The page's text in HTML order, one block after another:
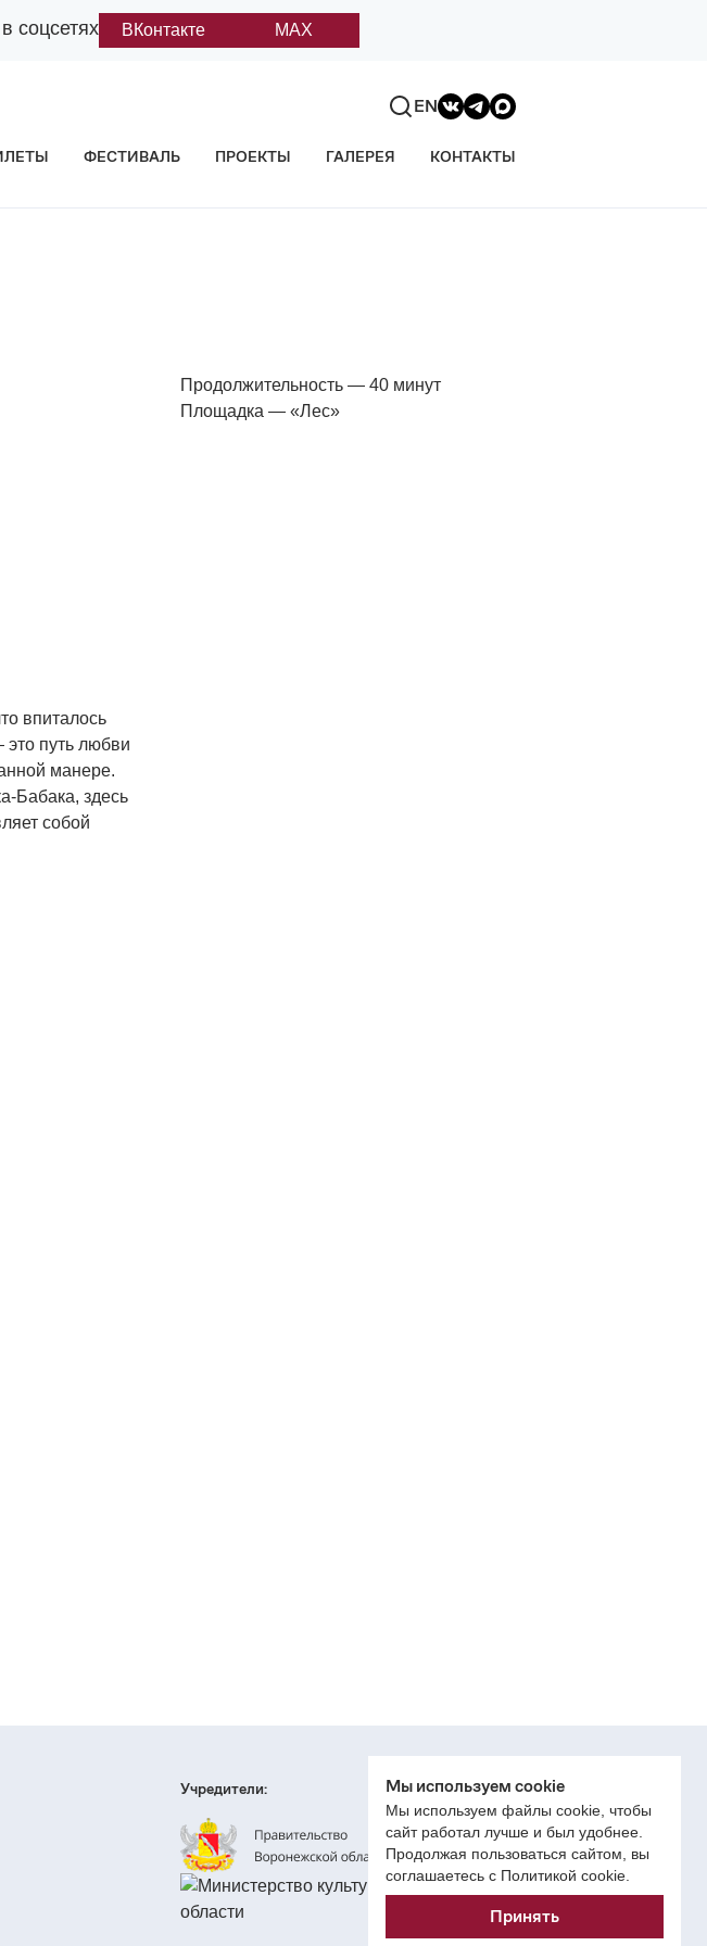
соцсетях ВКонтакте MAX
ФЕСТИВАЛЬ ПРОЕКТЫ ГАЛЕРЕЯ КОНТАКТЫ
EN
впиталось
путь любви
манере.
Бабака, здесь
собой
Продолжительность — 40 минут
Площадка — «Лес»
Учредители: Мы используем cookie
Мы используем файлы cookie, чтобы
сайт работал лучше и был удобнее.
Продолжая пользоваться сайтом, вы
соглашаетесь с Политикой cookie.
Принять